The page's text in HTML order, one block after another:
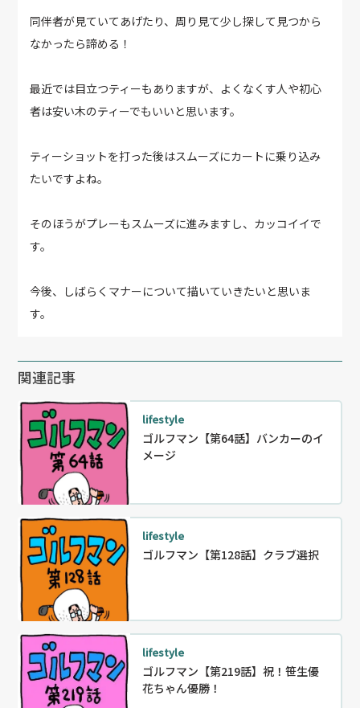
同伴者が見ていてあげたり、周り見て少し探して見つから
なかったら諦める！
最近では目立つティーもありますが、よくなくす人や初心
者は安い木のティーでもいいと思います。
ティーショットを打った後はスムーズにカートに乗り込み
たいですよね。
そのほうがプレーもスムーズに進みますし、カッコイイで
す。
今後、しばらくマナーについて描いていきたいと思いま
す。
関連記事
lifestyle
ゴルフマン【第64話】バンカーのイ
メージ
lifestyle
ゴルフマン【第128話】クラブ選択
lifestyle
ゴルフマン【第219話】祝！笹生優
花ちゃん優勝！